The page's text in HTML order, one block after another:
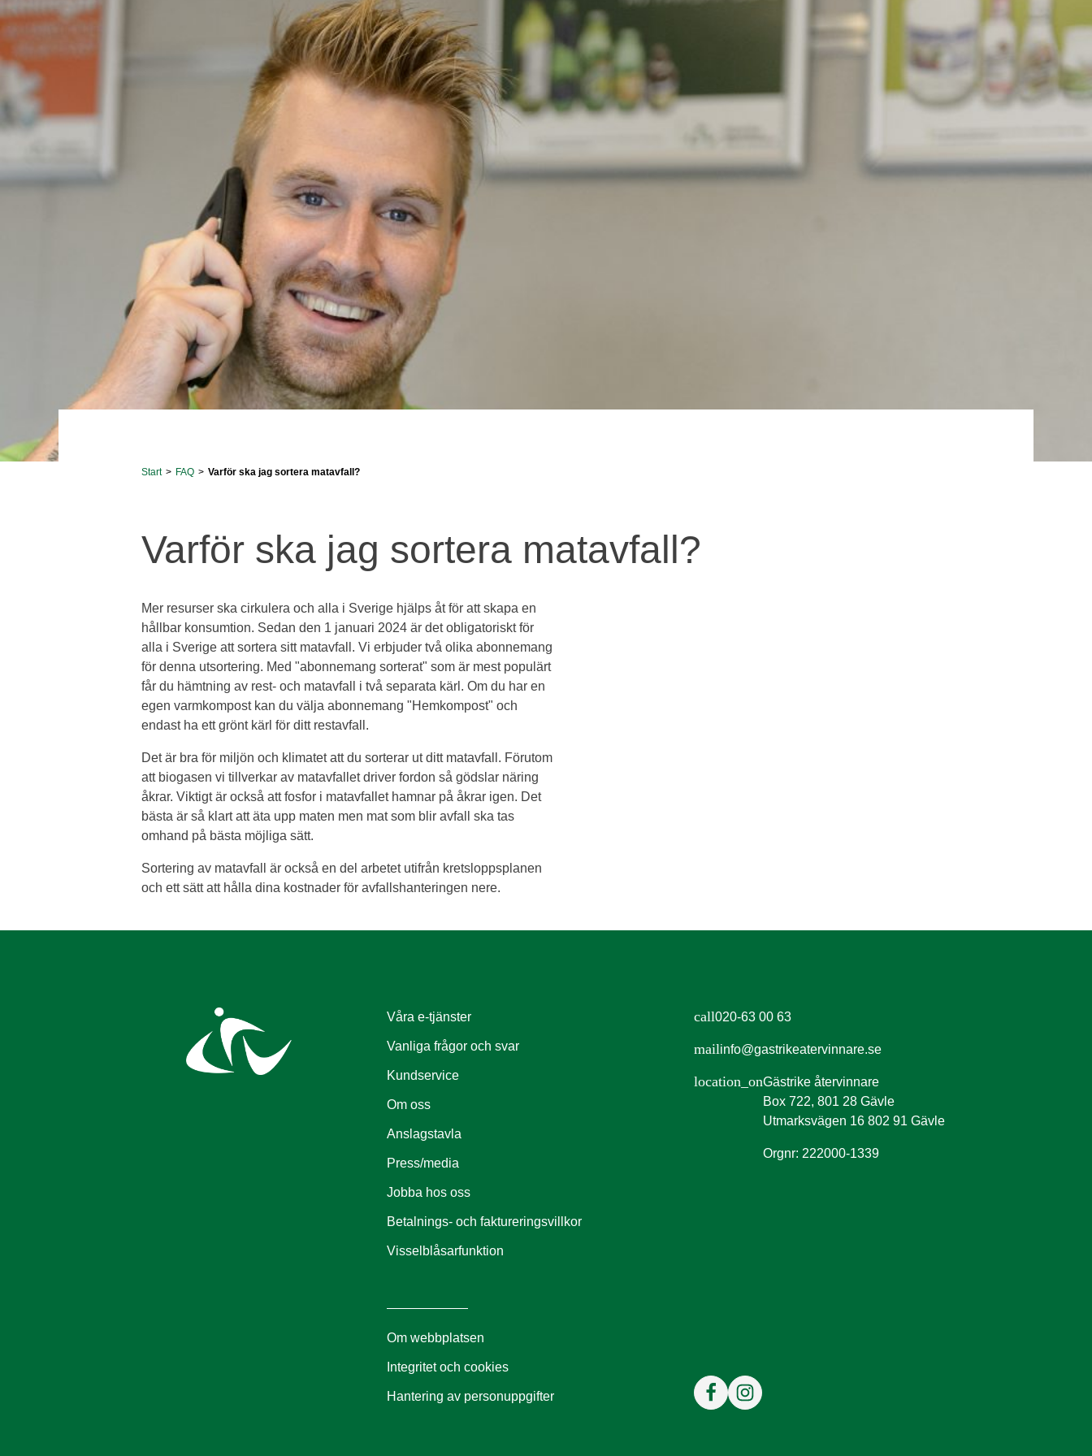
Start > FAQ > Varför ska jag sortera matavfall?
Varför ska jag sortera matavfall?
Mer resurser ska cirkulera och alla i Sverige hjälps åt för att skapa en
hållbar konsumtion. Sedan den 1 januari 2024 är det obligatoriskt för
alla i Sverige att sortera sitt matavfall. Vi erbjuder två olika abonnemang
för denna utsortering. Med "abonnemang sorterat" som är mest populärt
får du hämtning av rest- och matavfall i två separata kärl. Om du har en
egen varmkompost kan du välja abonnemang "Hemkompost" och
endast ha ett grönt kärl för ditt restavfall.
Det är bra för miljön och klimatet att du sorterar ut ditt matavfall. Förutom
att biogasen vi tillverkar av matavfallet driver fordon så gödslar näring
åkrar. Viktigt är också att fosfor i matavfallet hamnar på åkrar igen. Det
bästa är så klart att äta upp maten men mat som blir avfall ska tas
omhand på bästa möjliga sätt.
Sortering av matavfall är också en del arbetet utifrån kretsloppsplanen
och ett sätt att hålla dina kostnader för avfallshanteringen nere.
Våra e-tjänster
Vanliga frågor och svar
Kundservice
Om oss
Anslagstavla
Press/media
Jobba hos oss
Betalnings- och faktureringsvillkor
Visselblåsarfunktion
Om webbplatsen
Integritet och cookies
Hantering av personuppgifter
call020-63 00 63
mailinfo@gastrikeatervinnare.se
location_onGästrike återvinnare
Box 722, 801 28 Gävle
Utmarksvägen 16 802 91 Gävle
Orgnr: 222000-1339